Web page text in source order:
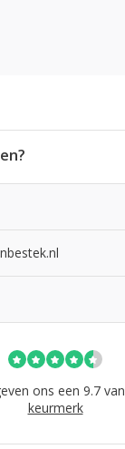
ons een 9.7 van
keurmerk